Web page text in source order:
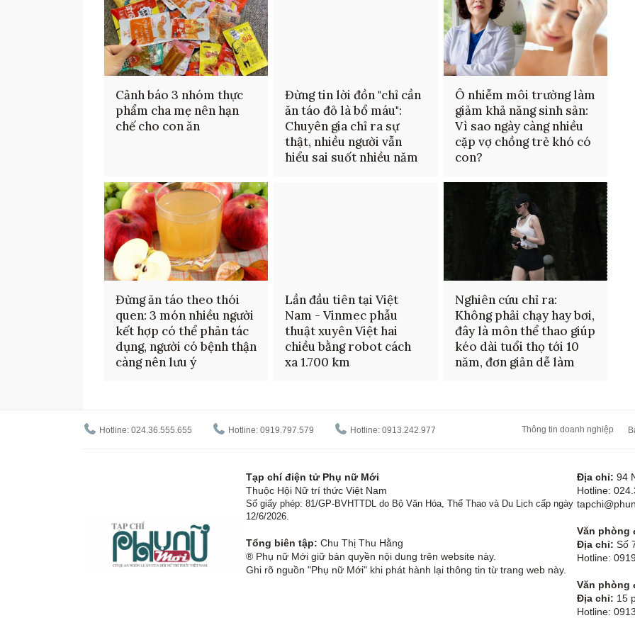
Cảnh báo 3 nhóm thực
phẩm cha mẹ nên hạn
chế cho con ăn
Đừng tin lời đồn "chỉ cần
ăn táo đỏ là bổ máu":
Chuyên gia chỉ ra sự
thật, nhiều người vẫn
hiểu sai suốt nhiều năm
Ô nhiễm môi trường làm
giảm khả năng sinh sản:
Vì sao ngày càng nhiều
cặp vợ chồng trẻ khó có
con?
Đừng ăn táo theo thói
quen: 3 món nhiều người
kết hợp có thể phản tác
dụng, người có bệnh thận
càng nên lưu ý
Lần đầu tiên tại Việt
Nam - Vinmec phẫu
thuật xuyên Việt hai
chiều bằng robot cách
xa 1.700 km
Nghiên cứu chỉ ra:
Không phải chạy hay bơi,
đây là môn thể thao giúp
kéo dài tuổi thọ tới 10
năm, đơn giản dễ làm
Hotline: 024.36.555.655 Hotline: 0919.797.579 Hotline: 0913.242.977 Thông tin doanh nghiệp
Tạp chí điện tử Phụ nữ Mới
Thuộc Hội Nữ trí thức Việt Nam
Số giấy phép: 81/GP-BVHTTDL do Bộ Văn Hóa, Thể Thao và Du Lịch cấp ngày
12/6/2026.
Tổng biên tập: Chu Thị Thu Hằng
® Phụ nữ Mới giữ bản quyền nội dung trên website này.
Ghi rõ nguồn "Phụ nữ Mới" khi phát hành lại thông tin từ trang web này.
Địa chỉ: 94
Hotline:
Văn phòng
Địa chỉ: Số
Hotline:
Văn phòng
Địa chỉ: 15
Hotline: